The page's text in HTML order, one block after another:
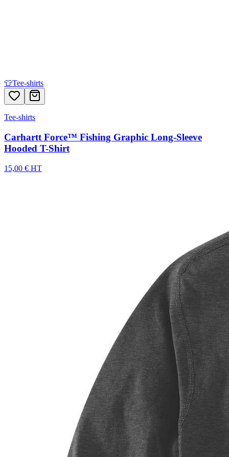
👕Tee-shirts
Tee-shirts
Carhartt Force™ Fishing Graphic Long-Sleeve
Hooded T-Shirt
15,00 € HT